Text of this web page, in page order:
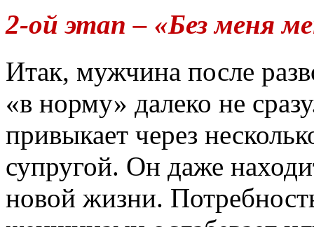
2-ой этап – «Без меня
Итак, мужчина после
«в норму» далеко не
привыкает через
супругой. Он даже
новой жизни.